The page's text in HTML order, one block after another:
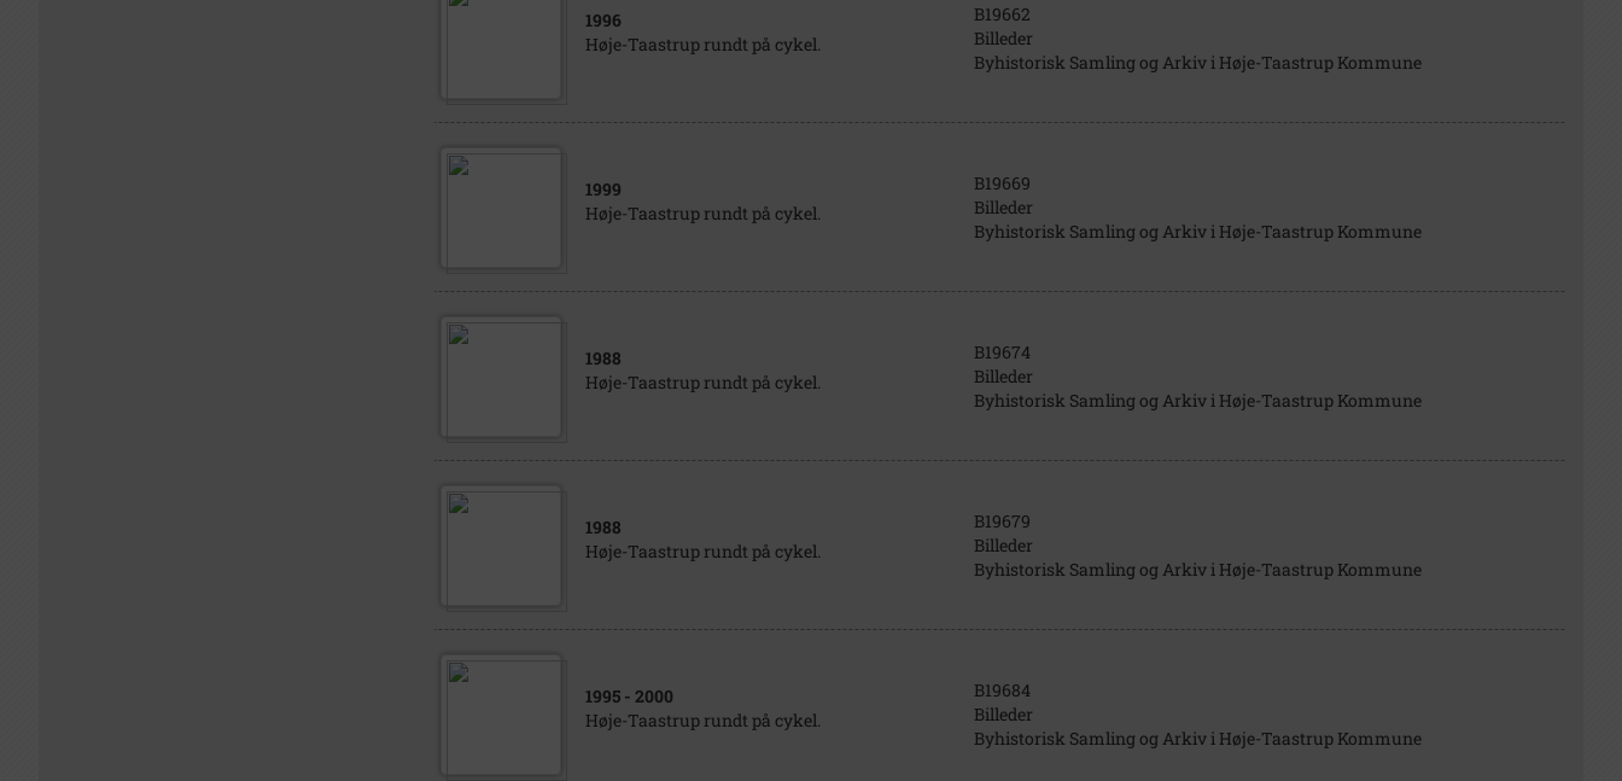
1996
Høje-Taastrup rundt på cykel.
B19662
Billeder
Byhistorisk Samling og Arkiv i Høje-Taastrup Kommune
1999
Høje-Taastrup rundt på cykel.
B19669
Billeder
Byhistorisk Samling og Arkiv i Høje-Taastrup Kommune
1988
Høje-Taastrup rundt på cykel.
B19674
Billeder
Byhistorisk Samling og Arkiv i Høje-Taastrup Kommune
1988
Høje-Taastrup rundt på cykel.
B19679
Billeder
Byhistorisk Samling og Arkiv i Høje-Taastrup Kommune
1995 - 2000
Høje-Taastrup rundt på cykel.
B19684
Billeder
Byhistorisk Samling og Arkiv i Høje-Taastrup Kommune